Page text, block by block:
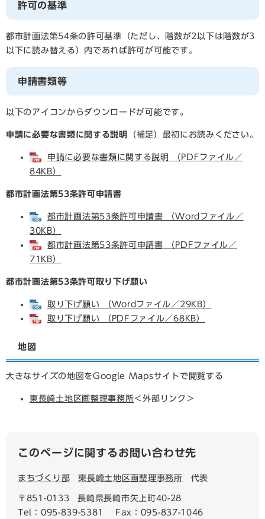
許可の基準
都市計画法第54条の許可基準（ただし、階数が2以下は階数が3
以下に読み替える）内であれば許可が可能です。
申請書類等
以下のアイコンからダウンロードが可能です。
申請に必要な書類に関する説明 （補足）最初にお読みください。
申請に必要な書類に関する説明 （PDFファイル／
84KB）
都市計画法第53条許可申請書
都市計画法第53条許可申請書 （Wordファイル／
30KB）
都市計画法第53条許可申請書 （PDFファイル／
71KB）
都市計画法第53条許可取り下げ願い
取り下げ願い （Wordファイル／29KB）
取り下げ願い （PDFファイル／68KB）
地図
大きなサイズの地図をGoogle Mapsサイトで閲覧する
東長崎土地区画整理事務所＜外部リンク＞
このページに関するお問い合わせ先
まちづくり部 東長崎土地区画整理事務所 代表
〒851-0133
長崎県長崎市矢上町40-28
Tel：095-839-5381
Fax：095-837-1046